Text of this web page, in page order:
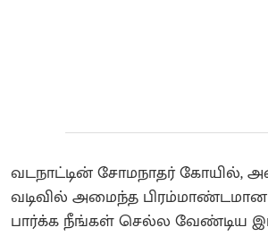
வடநாட்டின் சோமநாதர் கோயில்,
வடிவில் அமைந்த
பார்க்க நீங்கள் செல்ல வேண்டிய